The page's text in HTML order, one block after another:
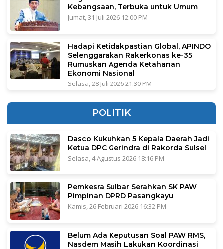
Kebangsaan, Terbuka untuk Umum
Jumat, 31 Juli 2026 12:00 PM
Hadapi Ketidakpastian Global, APINDO
Selenggarakan Rakerkonas ke-35
Rumuskan Agenda Ketahanan
Ekonomi Nasional
Selasa, 28 Juli 2026 21:30 PM
POLITIK
Dasco Kukuhkan 5 Kepala Daerah Jadi
Ketua DPC Gerindra di Rakorda Sulsel
Selasa, 4 Agustus 2026 18:16 PM
Pemkesra Sulbar Serahkan SK PAW
Pimpinan DPRD Pasangkayu
Kamis, 26 Februari 2026 16:32 PM
Belum Ada Keputusan Soal PAW RMS,
Nasdem Masih Lakukan Koordinasi